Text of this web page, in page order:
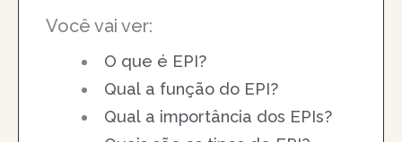
Você vai ver:
O que é EPI?
Qual a função do EPI?
Qual a importância dos EPIs?